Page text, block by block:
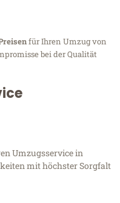
für Ihren Umzug von
bei der Qualität
Umzugsservice in
mit höchster Sorgfalt